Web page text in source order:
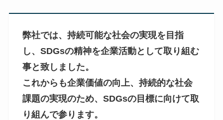
弊社では、持続可能な社会の実現を目指
し、SDGsの精神を企業活動として取り組む
事と致しました。
これからも企業価値の向上、持続的な社会
課題の実現のため、SDGsの目標に向けて取
り組んで参ります。